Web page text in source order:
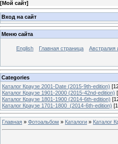
[Мой сайт]
Вход на сайт
Меню сайта
English Главная страница Австралия
Categories
Каталог Краузе 2001-Date (2015-9th-edition)
Каталог Краузе 1901-2000 (2015-42nd-edition)
Каталог Краузе 1801-1900 (2014-6th-edition)
Каталог Краузе 1701-1800_(2014-6th-edition)
Главная » Фотоальбом » Каталоги » Каталог